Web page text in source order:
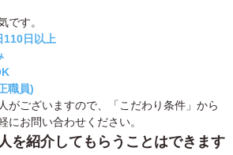
です。
110日以上
職員)
がございますので、「こだわり条件」から
にお問い合わせください。
を紹介してもらうことはできます